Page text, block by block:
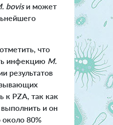
bovis и может
что
инфекцию M.
результатов
к PZA, так как
и он
около 80%